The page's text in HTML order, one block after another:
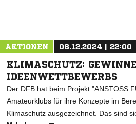
AKTIONEN 08.12.2024 | 22:00
KLIMASCHUTZ:
IDEENWETTBEWERBS
Der DFB hat beim Projekt "ANSTOSS
Amateurklubs für ihre Konzepte im
Klimaschutz ausgezeichnet. Das sind